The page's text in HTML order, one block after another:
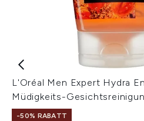
L'Oréal Men Expert Hydra
Müdigkeits-
-50% RABATT